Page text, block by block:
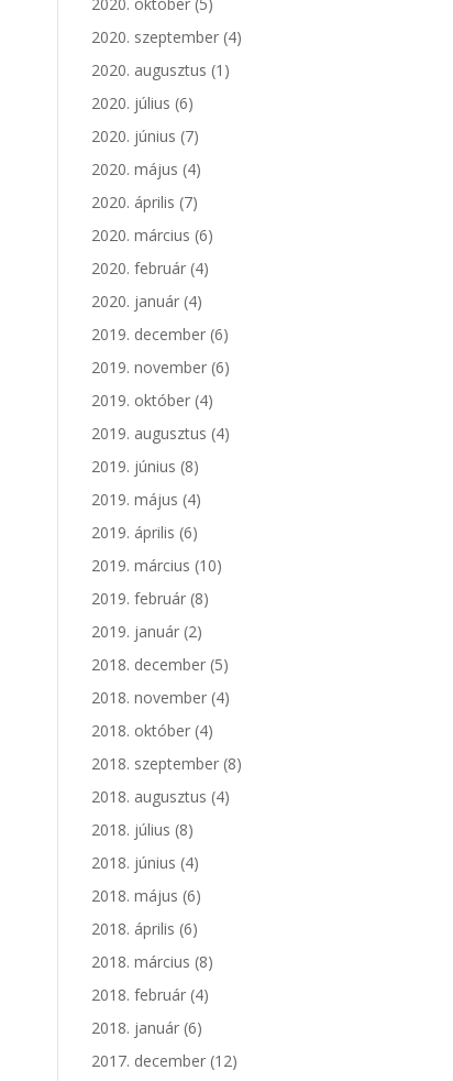
2020. szeptember (4)
2020. augusztus (1)
2020. július (6)
2020. június (7)
2020. május (4)
2020. április (7)
2020. március (6)
2020. február (4)
2020. január (4)
2019. december (6)
2019. november (6)
2019. október (4)
2019. augusztus (4)
2019. június (8)
2019. május (4)
2019. április (6)
2019. március (10)
2019. február (8)
2019. január (2)
2018. december (5)
2018. november (4)
2018. október (4)
2018. szeptember (8)
2018. augusztus (4)
2018. július (8)
2018. június (4)
2018. május (6)
2018. április (6)
2018. március (8)
2018. február (4)
2018. január (6)
2017. december (12)